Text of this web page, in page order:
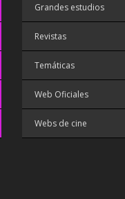
Grandes estudios
Revistas
Temáticas
Web Oficiales
Webs de cine